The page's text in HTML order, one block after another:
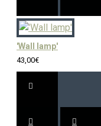
'Wall lamp'
43,00€